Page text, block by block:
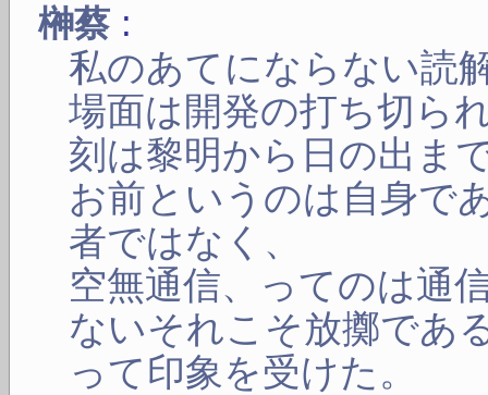
榊蔡 :
私のあてにならない読
場面は開発の打ち切ら
刻は黎明から日の出ま
お前というのは自身で
者ではなく、
空無通信、ってのは通
ないそれこそ放擲であ
って印象を受けた。